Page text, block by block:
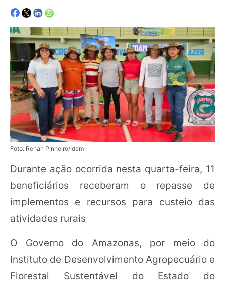
Foto: Renan Pinheiro/Idam
Durante ação ocorrida nesta quarta-feira, 11
beneficiários receberam o repasse de
implementos e recursos para custeio das
atividades rurais
O Governo do Amazonas, por meio do
Instituto de Desenvolvimento Agropecuário e
Florestal Sustentável do Estado do